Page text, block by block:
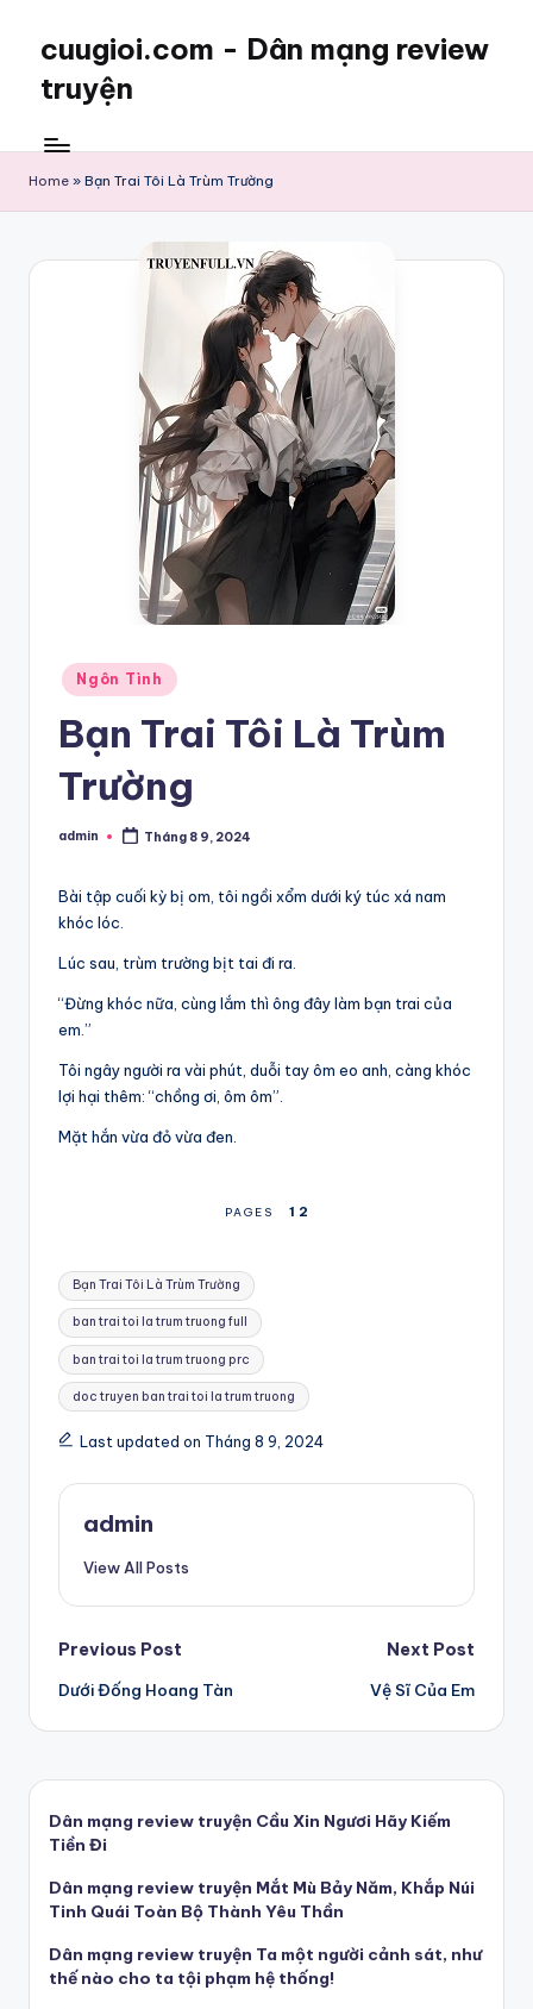
cuugioi.com - Dân mạng review
truyện
Home » Bạn Trai Tôi Là Trùm Trường
Posted
in
Ngôn Tình
Bạn Trai Tôi Là Trùm
Trường
Posted
admin Tháng 8 9, 2024
Bài tập cuối kỳ bị om, tôi ngồi xổm dưới ký túc xá nam
khóc lóc.
Lúc sau, trùm trường bịt tai đi ra.
“Đừng khóc nữa, cùng lắm thì ông đây làm bạn trai của
em.”
Tôi ngây người ra vài phút, duỗi tay ôm eo anh, càng khóc
lợi hại thêm: “chồng ơi, ôm ôm”.
Mặt hắn vừa đỏ vừa đen.
PAGES 1 2
Tags:
Bạn Trai Tôi Là Trùm Trường
ban trai toi la trum truong full
ban trai toi la trum truong prc
doc truyen ban trai toi la trum truong
Last updated on Tháng 8 9, 2024
admin
View All Posts
Post
navigation
Previous Post
Dưới Đống Hoang Tàn
Next Post
Vệ Sĩ Của Em
Dân mạng review truyện Cầu Xin Ngươi Hãy Kiếm
Tiền Đi
Dân mạng review truyện Mắt Mù Bảy Năm, Khắp Núi
Tinh Quái Toàn Bộ Thành Yêu Thần
Dân mạng review truyện Ta một người cảnh sát, như
thế nào cho ta tội phạm hệ thống!